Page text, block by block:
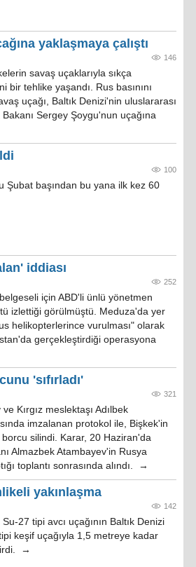
yaklaşmaya çalıştı
146
savaş uçaklarıyla sıkça
bir tehlike yaşandı. Rus basınını
uçağı, Baltık Denizi'nin uluslararası
Sergey Şoygu'nun uçağına
100
Şubat başından bu yana ilk kez 60
iddiası
252
için ABD'li ünlü yönetmen
izlettiği görülmüştü. Meduza'da yer
helikopterlerince vurulması" olarak
gerçekleştirdiği operasyona
'sıfırladı'
321
Kırgız meslektaşı Adılbek
imzalanan protokol ile, Bişkek'in
silindi. Karar, 20 Haziran'da
Almazbek Atambayev'in Rusya
toplantı sonrasında alındı. →
yakınlaşma
142
27 tipi avcı uçağının Baltık Denizi
keşif uçağıyla 1,5 metreye kadar
→